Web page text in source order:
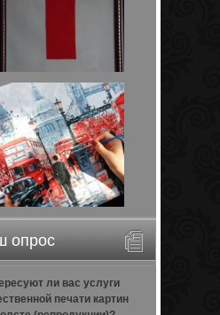
опрос
ли вас услуги
печати картин